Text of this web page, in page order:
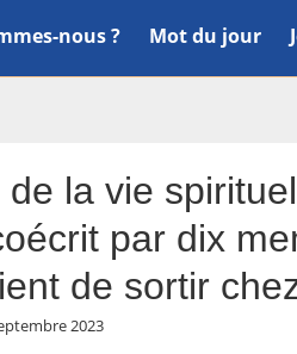
nous ? Mot du jour
la vie
par dix
de sortir
2023